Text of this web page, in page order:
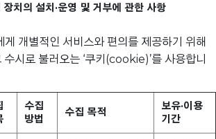
치의 설치·운영 및 거부에 관한 사항
개별적인 서비스와 편의를 제공하기 위해
시로 불러오는 ‘쿠키(cookie)’를 사용합니
수집
방법
수집 목적
보유·이용
기간